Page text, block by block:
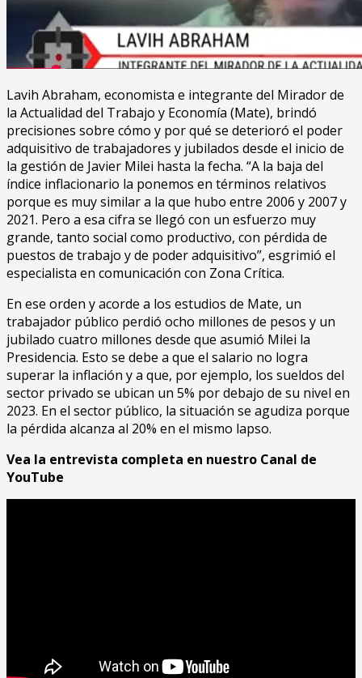
Lavih Abraham, economista e integrante del Mirador de
la Actualidad del Trabajo y Economía (Mate), brindó
precisiones sobre cómo y por qué se deterioró el poder
adquisitivo de trabajadores y jubilados desde el inicio de
la gestión de Javier Milei hasta la fecha. “A la baja del
índice inflacionario la ponemos en términos relativos
porque es muy similar a la que hubo entre 2006 y 2007 y
2021. Pero a esa cifra se llegó con un esfuerzo muy
grande, tanto social como productivo, con pérdida de
puestos de trabajo y de poder adquisitivo”, esgrimió el
especialista en comunicación con Zona Crítica.
En ese orden y acorde a los estudios de Mate, un
trabajador público perdió ocho millones de pesos y un
jubilado cuatro millones desde que asumió Milei la
Presidencia. Esto se debe a que el salario no logra
superar la inflación y a que, por ejemplo, los sueldos del
sector privado se ubican un 5% por debajo de su nivel en
2023. En el sector público, la situación se agudiza porque
la pérdida alcanza al 20% en el mismo lapso.
Vea la entrevista completa en nuestro Canal de
YouTube